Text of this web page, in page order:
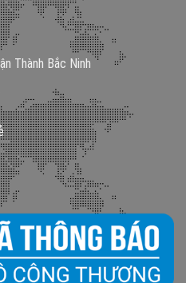
Thành Bắc Ninh